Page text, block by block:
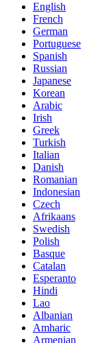
English
French
German
Portuguese
Spanish
Russian
Japanese
Korean
Arabic
Irish
Greek
Turkish
Italian
Danish
Romanian
Indonesian
Czech
Afrikaans
Swedish
Polish
Basque
Catalan
Esperanto
Hindi
Lao
Albanian
Amharic
Armenian